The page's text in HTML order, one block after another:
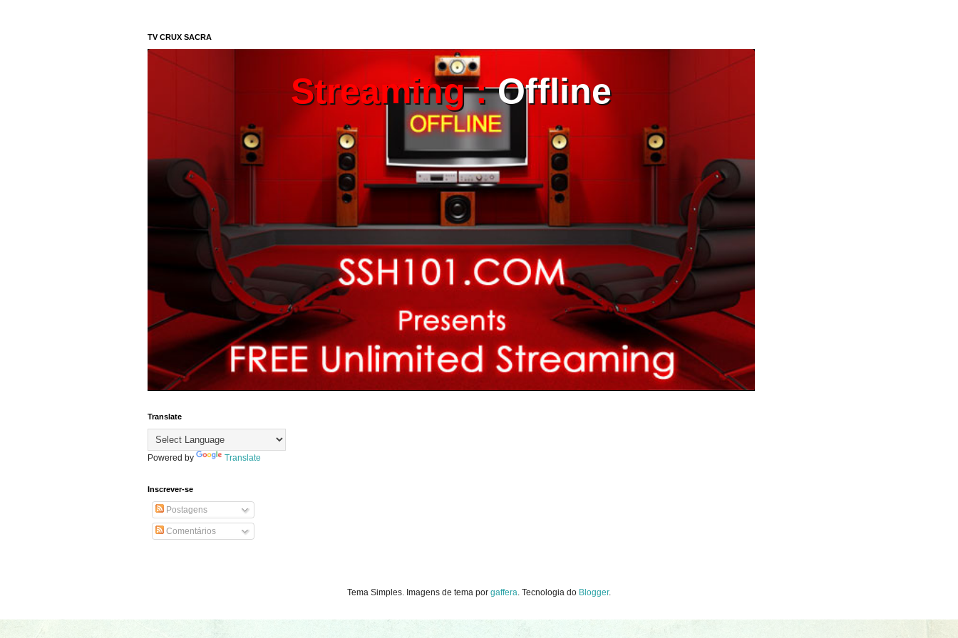
TV CRUX SACRA
Translate
Powered by Translate
Inscrever-se
Postagens
Comentários
Tema Simples. Imagens de tema por gaffera. Tecnologia do Blogger.